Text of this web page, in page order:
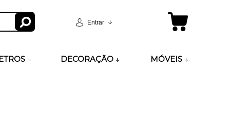
Entrar
DECORAÇÃO MÓVEIS